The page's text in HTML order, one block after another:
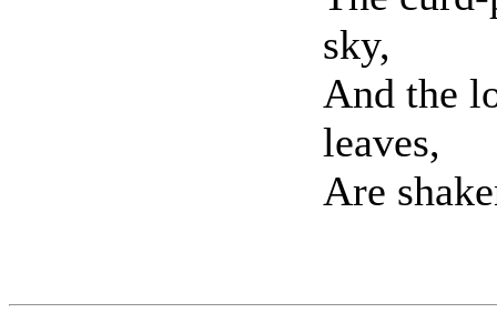
sky,
And the
leaves,
Are